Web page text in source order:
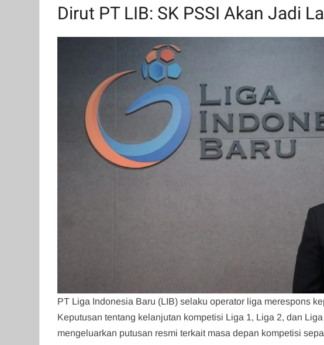
Dirut PT LIB: SK PSSI Akan Jadi
PT Liga Indonesia Baru (LIB) selaku operator liga merespons
Keputusan tentang kelanjutan kompetisi Liga 1, Liga 2, dan
mengeluarkan putusan resmi terkait masa depan kompetisi